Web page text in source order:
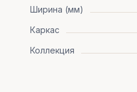
Ширина (мм)
Каркас
Коллекция